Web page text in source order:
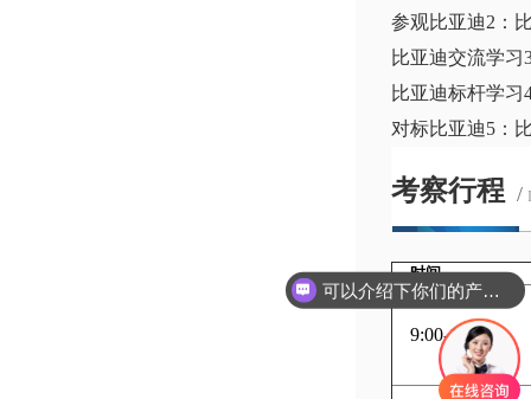
参观比亚迪2：
比亚迪交流学
比亚迪标杆学习
对标比亚迪5：
考察行程 /
时间
9:00-10:30
可以介绍下你们的产品么